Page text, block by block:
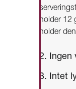
holder 12
holder
2. Ingen
3. Intet